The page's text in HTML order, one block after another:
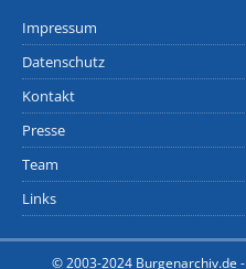
Impressum
Datenschutz
Kontakt
Presse
Team
Links
© 2003-2024 Burgenarchiv.de -